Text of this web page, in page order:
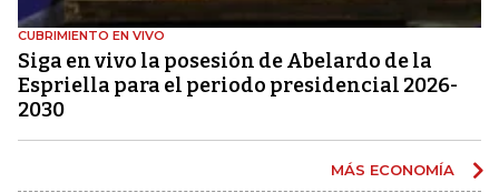
CUBRIMIENTO EN VIVO
Siga en vivo la posesión de Abelardo de la
Espriella para el periodo presidencial 2026-
2030
MÁS ECONOMÍA